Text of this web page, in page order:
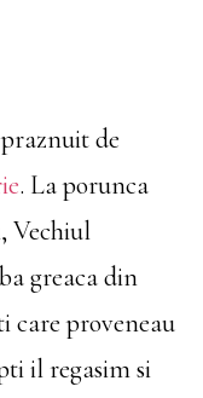
de
. La porunca
Vechiul
greaca din
care proveneau
il regasim si